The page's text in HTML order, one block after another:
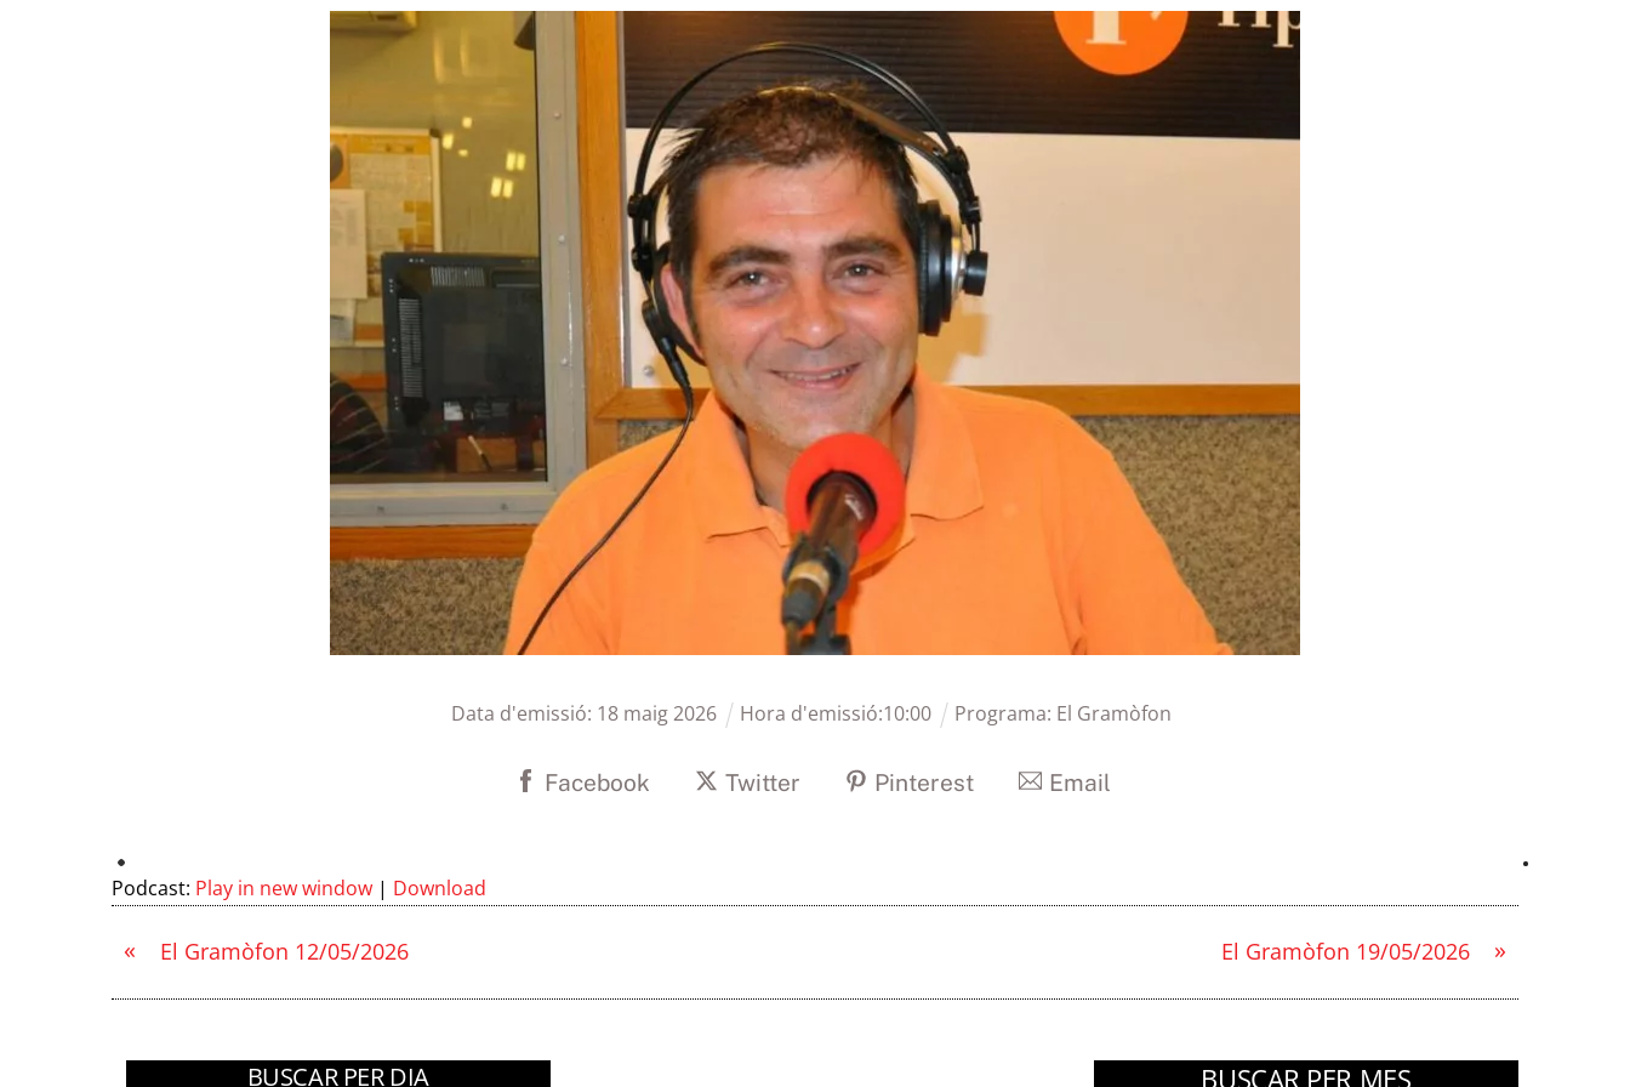
Data d'emissió: 18 maig2026 Hora d'emissió:10:00 Programa: El Gramòfon
Facebook Twitter Pinterest Email
Podcast: Play in new window | Download
« El Gramòfon 12/05/2026 »
El Gramòfon 19/05/2026
BUSCAR PER DIA